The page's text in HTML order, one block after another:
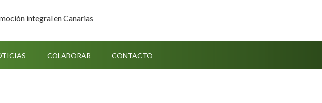
integral en Canarias
COLABORAR CONTACTO